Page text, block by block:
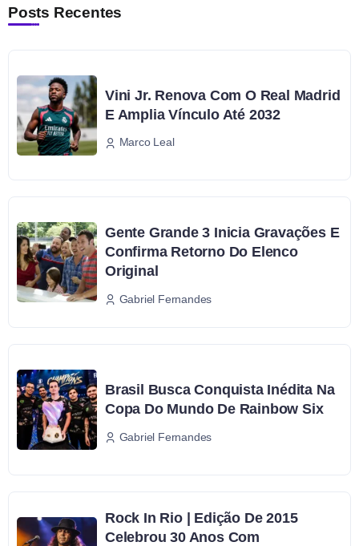
Posts Recentes
Vini Jr. Renova Com O Real Madrid
E Amplia Vínculo Até 2032
Marco Leal
Gente Grande 3 Inicia Gravações E
Confirma Retorno Do Elenco
Original
Gabriel Fernandes
Brasil Busca Conquista Inédita Na
Copa Do Mundo De Rainbow Six
Gabriel Fernandes
Rock In Rio | Edição De 2015
Celebrou 30 Anos Com